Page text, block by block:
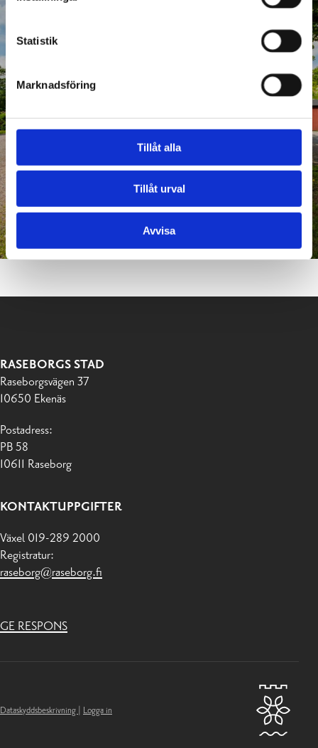
Statistik
Marknadsföring
Tillåt alla
Tillåt urval
Avvisa
RASEBORGS STAD
Raseborgsvägen 37
10650 Ekenäs
Postadress:
PB 58
10611 Raseborg
KONTAKTUPPGIFTER
Växel 019-289 2000
Registratur:
raseborg@raseborg.fi
GE RESPONS
Dataskyddsbeskrivning Logga in